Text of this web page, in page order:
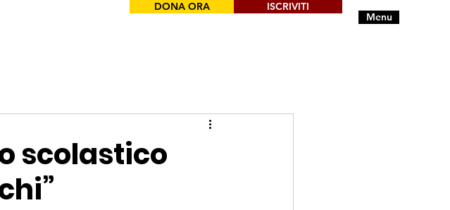
Menu
DONA ORA ISCRIVITI
scolastico